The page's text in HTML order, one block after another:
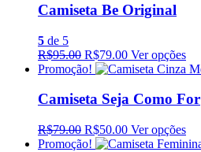
Camiseta Be Original
5 de 5
R$95.00 R$79.00 Ver opções
Promoção!
Camiseta Seja Como For
R$79.00 R$50.00 Ver opções
Promoção!